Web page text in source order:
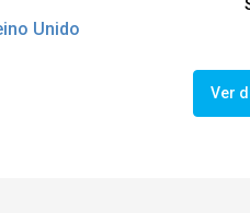
Unido
Ver